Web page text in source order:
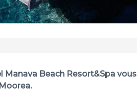
Beach Resort&Spa vous